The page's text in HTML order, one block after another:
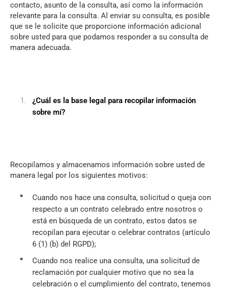
contacto, asunto de la consulta, así como la información
relevante para la consulta. Al enviar su consulta, es posible
que se le solicite que proporcione información adicional
sobre usted para que podamos responder a su consulta de
manera adecuada.
¿Cuál es la base legal para recopilar información
sobre mí?
Recopilamos y almacenamos información sobre usted de
manera legal por los siguientes motivos:
Cuando nos hace una consulta, solicitud o queja con
respecto a un contrato celebrado entre nosotros o
está en búsqueda de un contrato, estos datos se
recopilan para ejecutar o celebrar contratos (artículo
6 (1) (b) del RGPD);
Cuando nos realice una consulta, una solicitud de
reclamación por cualquier motivo que no sea la
celebración o el cumplimiento del contrato, tenemos